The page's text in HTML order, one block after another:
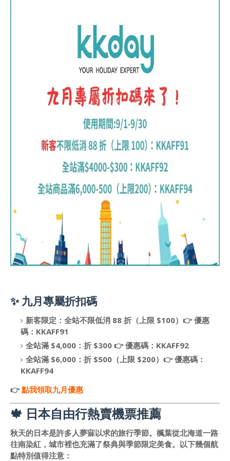
✨ 九月專屬折扣碼
新客限定：全站不限低消 88 折（上限 $100）👉 優惠
碼：KKAFF91
全站滿 $4,000：折 $300 👉 優惠碼：KKAFF92
全站滿 $6,000：折 $500（上限 $200）👉 優惠碼：
KKAFF94
👉點我領取九月優惠
🍁 日本自由行熱賣機票推薦
秋天的日本是許多人夢寐以求的旅行季節。楓葉從北海道一路
往南染紅，城市裡也充滿了祭典與季節限定美食。以下幾個航
點特別值得注意：